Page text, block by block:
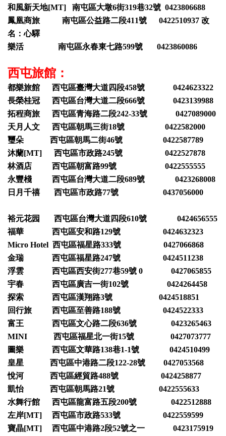
和風新天地[MT] 南屯區大墩6街319巷32號 0423806688
鳳凰商旅 南屯區公益路二段411號 0422510937 改
名：心驛
樂活 南屯區永春東七路599號 0423860086
西屯旅館：
都樂旅館 西屯區臺灣大道四段458號 0424623322
長榮桂冠 西屯區台灣大道二段666號 0423139988
拓程商旅 西屯區青海路二段242-33號 0427089000
天月人文 西屯區朝馬三街18號 0422582000
璽朵 西屯區朝馬二街46號 0422587789
沐蘭[MT] 西屯區市政路245號 0422527878
林酒店 西屯區朝富路99號 0422555555
永豐棧 西屯區台灣大道二段689號 0423268008
日月千禧 西屯區市政路77號 0437056000
裕元花园 西屯區台灣大道四段610號 0424656555
福華 西屯區安和路129號 0424632323
Micro Hotel 西屯區福星路333號 0427066868
金瑞 西屯區福星路247號 0424511238
浮雲 西屯區西安街277巷59號 0 0427065855
宇春 西屯區廣吉一街102號 0424264458
探索 西屯區漢翔路3號 0424518851
回行旅 西屯區至善路188號 0424522333
富王 西屯區文心路二段636號 0423265463
MINI 西屯區福星北一街15號 0427073777
圖樂 西屯區文華路138巷1-1號 0424510499
皇星 西屯區中港路二段122-28號 0427053568
悅河 西屯區經貿路488號 0424258877
凱怡 西屯區朝馬路21號 0422555633
水舞行館 西屯區龍富路五段200號 0422512888
左岸[MT] 西屯區市政路533號 0422559599
寶晶[MT] 西屯區中港路2段52號之一 0423175919